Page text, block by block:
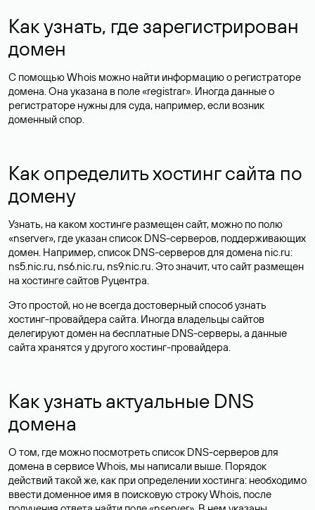
Как узнать, где зарегистрирован
домен
С помощью Whois можно найти информацию о регистраторе
домена. Она указана в поле «registrar». Иногда данные о
регистраторе нужны для суда, например, если возник
доменный спор.
Как определить хостинг сайта по
домену
Узнать, на каком хостинге размещен сайт, можно по полю
«nserver», где указан список DNS-серверов, поддерживающих
домен. Например, список DNS-серверов для домена nic.ru:
ns5.nic.ru, ns6.nic.ru, ns9.nic.ru. Это значит, что сайт размещен
на хостинге сайтов Руцентра.
Это простой, но не всегда достоверный способ узнать
хостинг-провайдера сайта. Иногда владельцы сайтов
делегируют домен на бесплатные DNS-серверы, а данные
сайта хранятся у другого хостинг-провайдера.
Как узнать актуальные DNS
домена
О том, где можно посмотреть список DNS-серверов для
домена в сервисе Whois, мы написали выше. Порядок
действий такой же, как при определении хостинга: необходимо
ввести доменное имя в поисковую строку Whois, после